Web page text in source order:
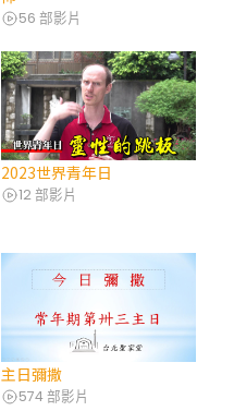
56 部影片
2023世界青年日
12 部影片
主日彌撒
574 部影片